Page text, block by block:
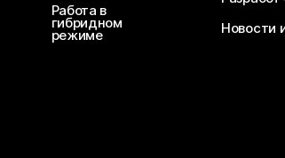
Работа в
гибридном
режиме
Новости